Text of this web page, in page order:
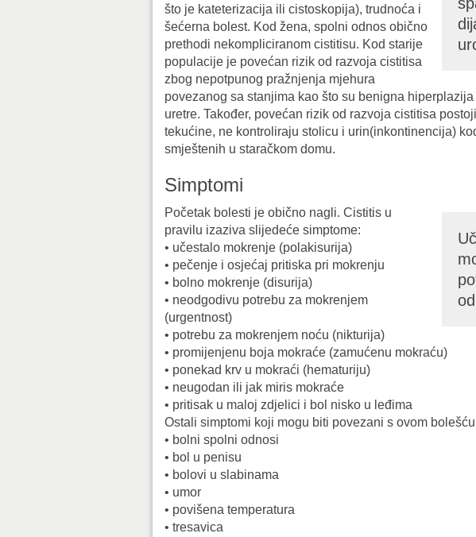
što je kateterizacija ili cistoskopija), trudnoća i
šećerna bolest. Kod žena, spolni odnos obično
prethodi nekompliciranom cistitisu. Kod starije
populacije je povećan rizik od razvoja cistitisa
zbog nepotpunog pražnjenja mjehura
povezanog sa stanjima kao što su benigna
uretre. Također, povećan rizik od razvoja cistitisa
tekućine, ne kontroliraju stolicu i urin(inkontinencija)
smještenih u staračkom domu.
Simptomi
Početak bolesti je obično nagli. Cistitis u
pravilu izaziva slijedeće simptome:
• učestalo mokrenje (polakisurija)
• pečenje i osjećaj pritiska pri mokrenju
• bolno mokrenje (disurija)
• neodgodivu potrebu za mokrenjem
(urgentnost)
• potrebu za mokrenjem noću (nikturija)
• promijenjenu boja mokraće (zamućenu mokraću)
• ponekad krv u mokraći (hematuriju)
• neugodan ili jak miris mokraće
• pritisak u maloj zdjelici i bol nisko u leđima
Ostali simptomi koji mogu biti povezani s ovom
• bolni spolni odnosi
• bol u penisu
• bolovi u slabinama
• umor
• povišena temperatura
• tresavica